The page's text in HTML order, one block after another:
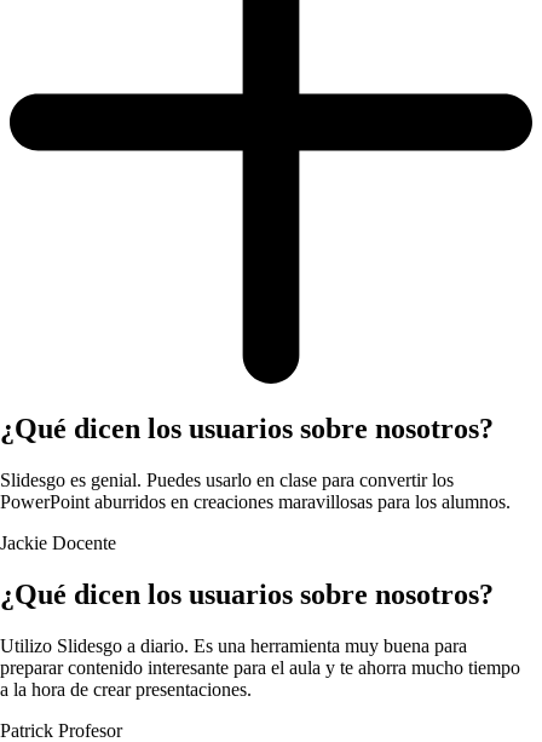
¿Qué dicen los usuarios sobre nosotros?
Slidesgo es genial. Puedes usarlo en clase para convertir los
PowerPoint aburridos en creaciones maravillosas para los alumnos.
Jackie Docente
¿Qué dicen los usuarios sobre nosotros?
Utilizo Slidesgo a diario. Es una herramienta muy buena para
preparar contenido interesante para el aula y te ahorra mucho tiempo
a la hora de crear presentaciones.
Patrick Profesor